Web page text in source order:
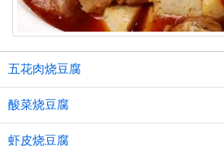
五花肉烧豆腐
酸菜烧豆腐
虾皮烧豆腐